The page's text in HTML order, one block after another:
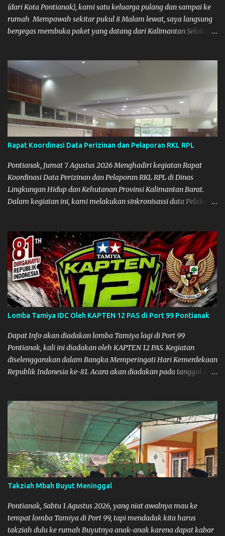
(dari Kota Pontianak), kami satu keluarga pulang dan sampai ke
rumah Mempawah sekitar pukul 8 Malam lewat, saya langsung
bergegas membuka paket yang datang dari Kalimantan Selatan.
Rapat Koordinasi Data Perizinan dan Pelaporan RKL RPL
Pontianak, Jumat 7 Agustus 2026 Menghadiri kegiatan Rapat
Koordinasi Data Perizinan dan Pelaporan RKL RPL di Dinas
Lingkungan Hidup dan Kehutanan Provinsi Kalimantan Barat.
Dalam kegiatan ini, kami melakukan sinkronisassi data Pelaku
Kabupaten/Kota. Kegiatan ini penting, sehingga terjadi
sinkronisasi data dari hasil pengawasan/pembinaan terhadap
data administratifnya. Karena bisa saja datanya masih aktif,
namun secara operasional mereka sudah tidak ada/tutup. Dan
bagi daerah (Kabupaten/Kota) dengan adanya release data dari
Provinsi itu, dapat menambah wawasan, serta potensi baru dalam
proses pengawasan dan pembinaan terhadap Pelaku Usaha yang
ada di wilayahnya masing-masing.
Lomba Tamiya IDC Oleh KAPTEN 12 PAS di Port 99 Pontianak
Dapat Info akan diadakan lomba Tamiya lagi di Port 99
Pontianak, kali ini diadakan oleh KAPTEN 12 PAS. Kegiatan
diselenggarakan dalam Rangka Memperingati Hari Kemerdekaan
Republik Indonesia ke-81. Acara akan diadakan pada tanggal 22
Takziah Mbah Buyut Meninggal
Pontianak, Sabtu 1 Agustus 2026, yang niat awalnya mau ke
tempat lomba Tamiya di Port 99, tapi mendadak kita harus
takziah dulu ke rumah Buyutnya anak-anak karena dapat kabar